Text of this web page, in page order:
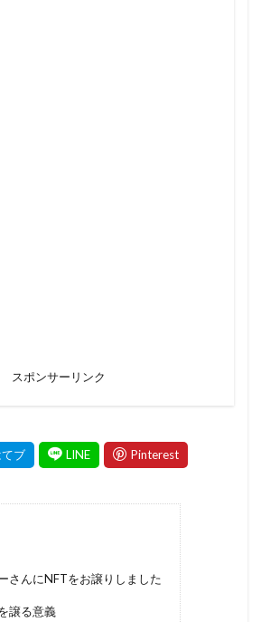
スポンサーリンク
さんにNFTをお譲りしました
譲る意義